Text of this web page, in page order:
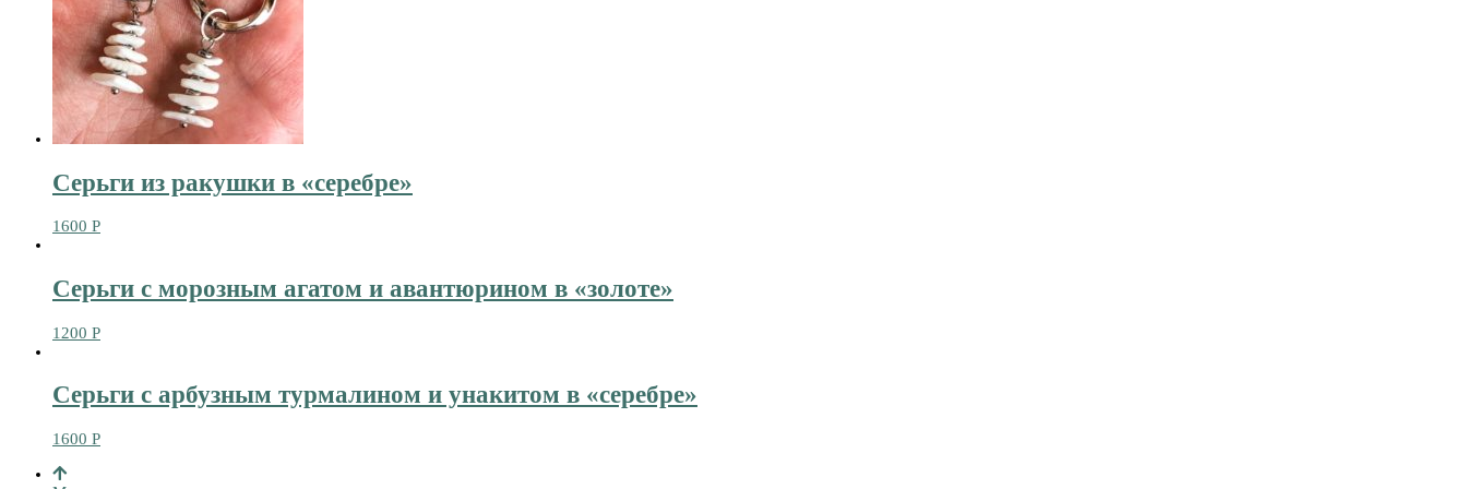
Серьги из ракушки в «серебре»
1600 Р
Серьги с морозным агатом и авантюрином в «золоте»
1200 Р
Серьги с арбузным турмалином и унакитом в «серебре»
1600 Р